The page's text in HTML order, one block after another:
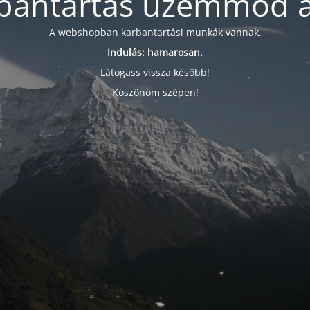
A webshopban karbantartási munkák vannak.
Indulás: hamarosan.
Látogass vissza később!
Köszönöm szépen!